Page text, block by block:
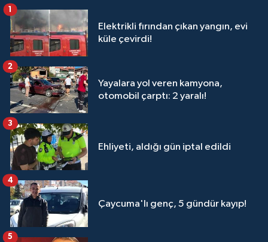
Elektrikli fırından çıkan yangın, evi
küle çevirdi!
1
Yayalara yol veren kamyona,
otomobil çarptı: 2 yaralı!
2
Ehliyeti, aldığı gün iptal edildi
3
Çaycuma'lı genç, 5 gündür kayıp!
4
5